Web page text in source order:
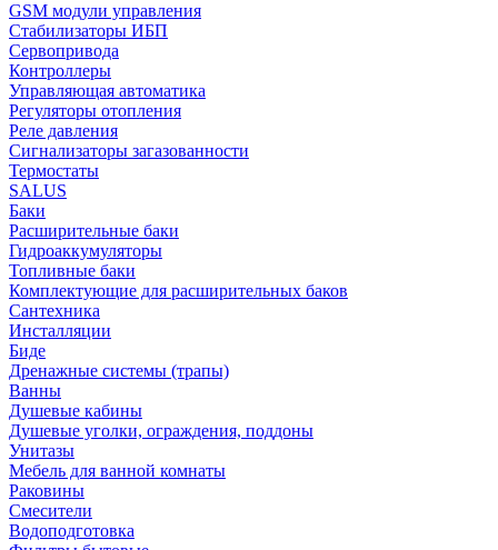
GSM модули управления
Стабилизаторы ИБП
Сервопривода
Контроллеры
Управляющая автоматика
Регуляторы отопления
Реле давления
Сигнализаторы загазованности
Термостаты
SALUS
Баки
Расширительные баки
Гидроаккумуляторы
Топливные баки
Комплектующие для расширительных баков
Сантехника
Инсталляции
Биде
Дренажные системы (трапы)
Ванны
Душевые кабины
Душевые уголки, ограждения, поддоны
Унитазы
Мебель для ванной комнаты
Раковины
Смесители
Водоподготовка